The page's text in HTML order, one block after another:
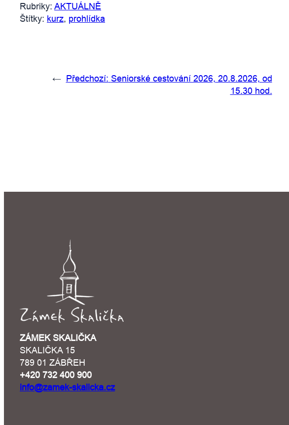
Rubriky: AKTUÁLNĚ
Štítky: kurz, prohlídka
← Předchozí: Seniorské cestování 2026, 20.8.2026, od
15.30 hod.
ZÁMEK SKALIČKA
SKALIČKA 15
789 01 ZÁBŘEH
+420 732 400 900
info@zamek-skalicka.cz